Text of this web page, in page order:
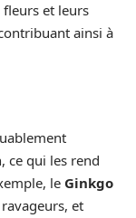
et leurs
ainsi à
ce qui les rend
le Ginkgo
et